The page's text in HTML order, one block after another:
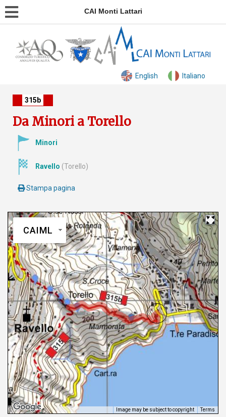
CAI Monti Lattari
English Italiano
315b
Da Minori a Torello
Minori
Ravello (Torello)
Stampa pagina
CAIML
Image may be subject to copyright Terms